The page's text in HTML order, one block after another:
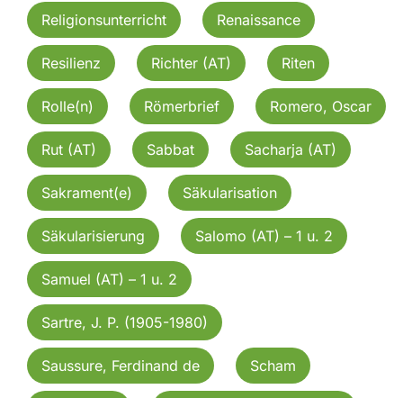
Religionsunterricht Renaissance
Resilienz Richter (AT) Riten
Rolle(n) Römerbrief Romero, Oscar
Rut (AT) Sabbat Sacharja (AT)
Sakrament(e) Säkularisation
Säkularisierung Salomo (AT) – 1 u. 2
Samuel (AT) – 1 u. 2
Sartre, J. P. (1905-1980)
Saussure, Ferdinand de Scham